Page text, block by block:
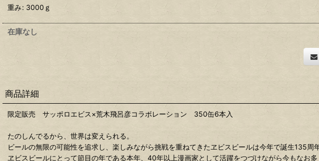
重み: 3000ｇ
在庫なし
商品詳細
限定販売 サッポロエビス×荒木飛呂彦コラボレーション 350缶6本入
たのしんでるから、世界は変えられる。
ビールの無限の可能性を追求し、楽しみながら挑戦を重ねてきたヱビスビールは今年で誕生135周年
ヱビスビールにとって節目の年である本年、40年以上漫画家として活躍をつづけながら今もなお